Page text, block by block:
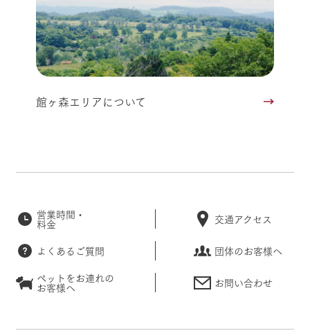
館ヶ森エリアについて
営業時間・
料金 交通アクセス
よくあるご質問
団体のお客様へ
ペットをお連れの
お客様へ お問い合わせ